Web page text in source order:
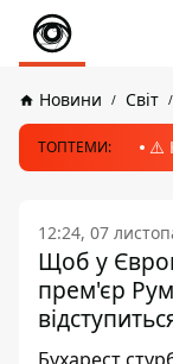
Новини Світ
ТОПТЕМИ: ⚠️
12:24, 07
Щоб у
прем'єр